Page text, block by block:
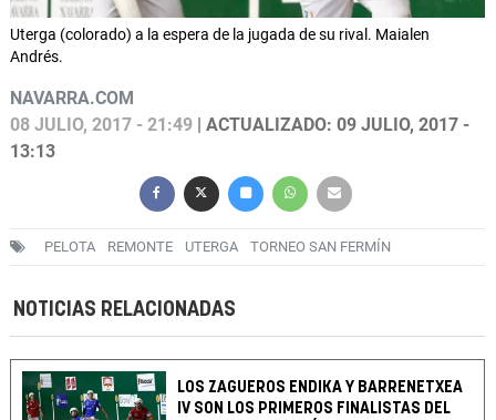
Uterga (colorado) a la espera de la jugada de su rival. Maialen
Andrés.
NAVARRA.COM
08 JULIO, 2017 - 21:49 | ACTUALIZADO: 09 JULIO, 2017 -
13:13
PELOTA REMONTE UTERGA TORNEO SAN FERMÍN
NOTICIAS RELACIONADAS
LOS ZAGUEROS ENDIKA Y BARRENETXEA
IV SON LOS PRIMEROS FINALISTAS DEL